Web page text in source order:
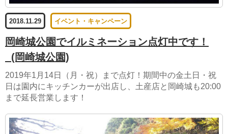
2018.11.29 イベント・キャンペーン
岡崎城公園でイルミネーション点灯中です！
(岡崎城公園)
2019年1月14日（月・祝）まで点灯！期間中の金土日・祝
日は園内にキッチンカーが出店し、土産店と岡崎城も20:00
まで延長営業します！